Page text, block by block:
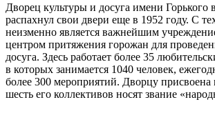
Дворец культуры и досуга имени Горького
распахнул свои двери еще в 1952 году. С
неизменно является важнейшим
центром притяжения горожан для
досуга. Здесь работает более 35
в которых занимается 1040 человек,
более 300 мероприятий. Дворцу присвоена
шесть его коллективов носят звание